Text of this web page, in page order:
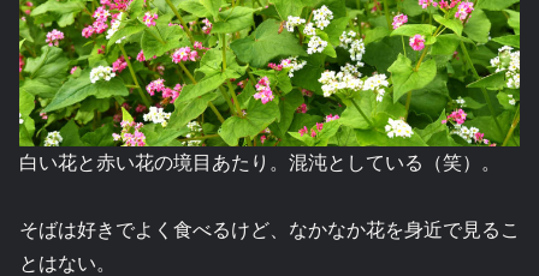
白い花と赤い花の境目あたり。混沌としている（笑）。
そばは好きでよく食べるけど、なかなか花を身近で見るこ
とはない。